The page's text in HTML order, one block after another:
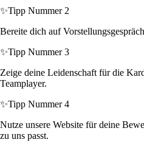
✨Tipp Nummer 2
Bereite dich auf
✨Tipp Nummer 3
Zeige deine Leidenschaft für die
Teamplayer.
✨Tipp Nummer 4
Nutze unsere Website für deine
zu uns passt.